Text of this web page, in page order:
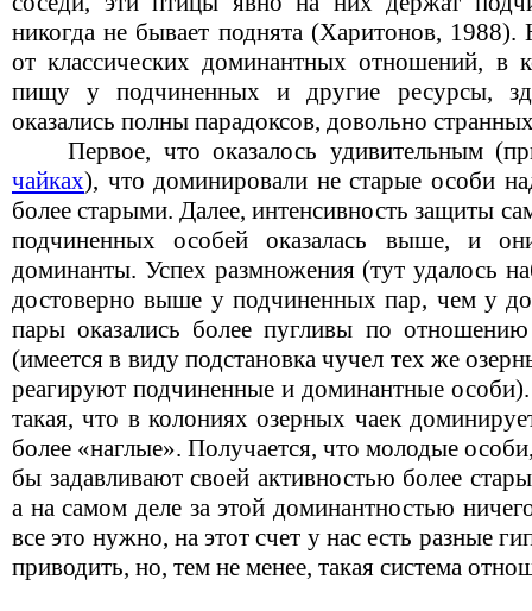
никогда не бывает поднята (Харитонов, 1988).
от классических доминантных отношений, в
пищу у подчиненных и другие ресурсы,
оказались полны парадоксов, довольно
Первое, что оказалось удивительным
чайках), что доминировали не старые особи
более старыми. Далее, интенсивность защиты
подчиненных особей оказалась выше, и
доминанты. Успех размножения (тут удалось
достоверно выше у подчиненных пар, чем у
пары оказались более пугливы по
(имеется в виду подстановка чучел тех же
реагируют подчиненные и доминантные особи).
такая, что в колониях озерных чаек
более «наглые». Получается, что молодые
бы задавливают своей активностью более
а на самом деле за этой доминантностью
все это нужно, на этот счет у нас есть разные
приводить, но, тем не менее, такая система